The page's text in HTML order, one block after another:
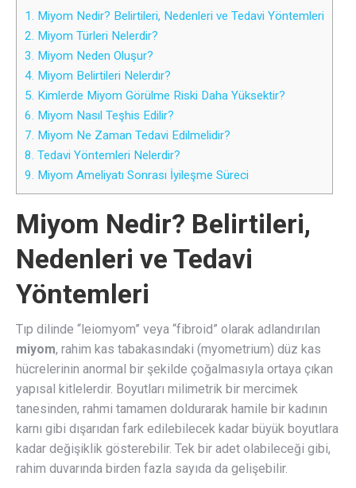
1. Miyom Nedir? Belirtileri, Nedenleri ve Tedavi Yöntemleri
2. Miyom Türleri Nelerdir?
3. Miyom Neden Oluşur?
4. Miyom Belirtileri Nelerdır?
5. Kimlerde Miyom Görülme Riski Daha Yüksektir?
6. Miyom Nasıl Teşhis Edilir?
7. Miyom Ne Zaman Tedavi Edilmelidir?
8. Tedavi Yöntemleri Nelerdir?
9. Miyom Ameliyatı Sonrası İyileşme Süreci
Miyom Nedir? Belirtileri,
Nedenleri ve Tedavi
Yöntemleri
Tıp dilinde “leiomyom” veya “fibroid” olarak adlandırılan
miyom, rahim kas tabakasındaki (myometrium) düz kas
hücrelerinin anormal bir şekilde çoğalmasıyla ortaya çıkan
yapısal kitlelerdir. Boyutları milimetrik bir mercimek
tanesinden, rahmi tamamen doldurarak hamile bir kadının
karnı gibi dışarıdan fark edilebilecek kadar büyük boyutlara
kadar değişiklik gösterebilir. Tek bir adet olabileceği gibi,
rahim duvarında birden fazla sayıda da gelişebilir.